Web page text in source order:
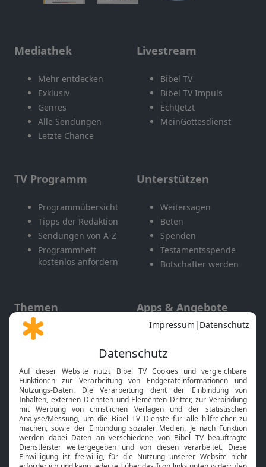
Mediathek
Mehr entdecken
Exklusiv
Genres
Alle Sendungen
Letzte Chance
Livestream
Bibel TV
Bibel TV Impuls
EchtJetzt
MeinGottesdienst
TV Programm
Programmübersicht
Tipps der Redaktion
Sendungen von A-Z
Programmheft
kostenlos anfordern
Unterstützen
Weitersagen
Beten
Spenden
Testamentsspende
Botschafter werden
Themen
Gott und Bibel erklärt
Neuigkeiten
Apps & Angebote
Mobile App
Smart TV
HbbTV
Bibelthek Online-Bibel
Nächster Gottesdienst